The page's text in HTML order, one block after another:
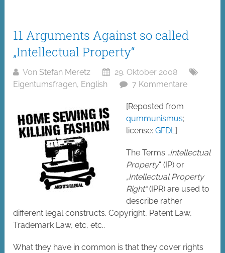
11 Arguments Against so called
„Intellectual Property“
Von Stefan Meretz
29. Oktober 2008
Eigentumsfragen, English 7 Kommentare
[Reposted from
qummunismus;
license:GFDL]
The Terms „Intellectual
Property“ (IP) or
„Intellectual Property
Right“(IPR) are used to
describe rather
different legal constructs. Copyright, Patent Law,
Trademark Law, etc, etc..
What they have in common is that they cover rights